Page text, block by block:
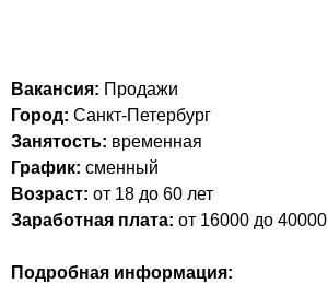
Вакансия: Продажи
Город: Санкт-Петербург
Занятость: временная
График: сменный
Возраст: от 18 до 60 лет
Заработная плата: от 16000 до 40000
Подробная информация: